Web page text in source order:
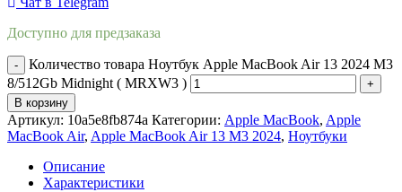
Доступно для предзаказа
Количество товара Ноутбук Apple MacBook Air 13 2024 M3
8/512Gb Midnight ( MRXW3 )
В корзину
Артикул: 10a5e8fb874a Категории: Apple MacBook, Apple
MacBook Air, Apple MacBook Air 13 M3 2024, Ноутбуки
Описание
Характеристики